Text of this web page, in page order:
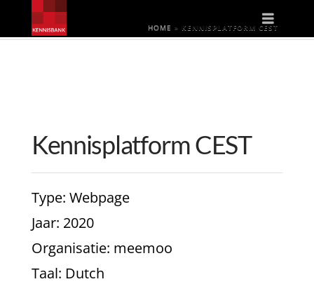
HOME » KENNISPLATFORM CEST
Kennisplatform CEST
Type: Webpage
Jaar: 2020
Organisatie: meemoo
Taal: Dutch